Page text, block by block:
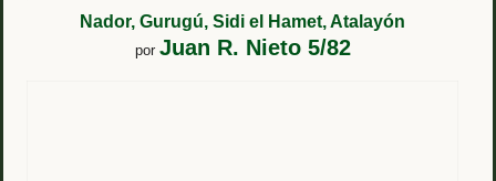
Nador, Gurugú, Sidi el Hamet, Atalayón
por Juan R. Nieto 5/82